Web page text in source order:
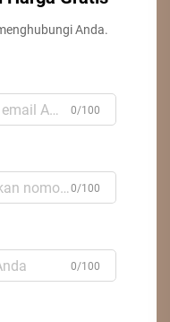
Anda.
0/100
0/100
0/100